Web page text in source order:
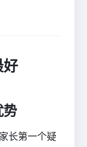
好
势
长第一个疑